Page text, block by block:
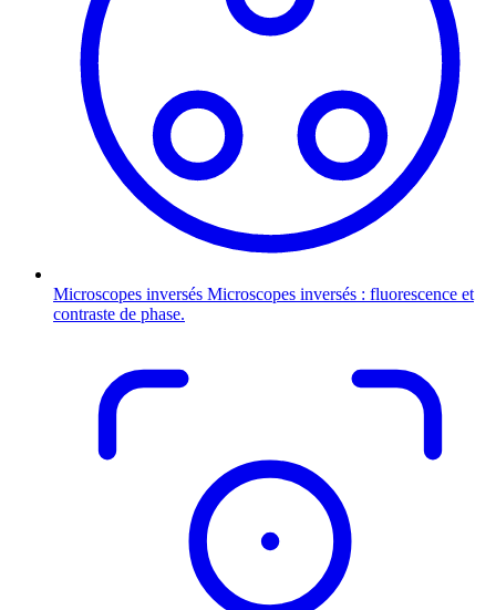
Microscopes inversés Microscopes inversés : fluorescence et
contraste de phase.